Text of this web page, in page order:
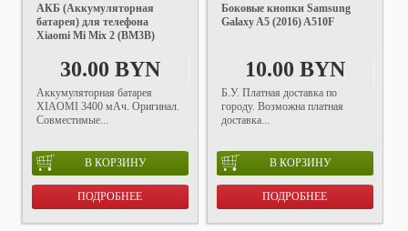
АКБ (Аккумуляторная
батарея) для телефона
Xiaomi Mi Mix 2 (BM3B)
30.00 BYN
Аккумуляторная батарея
XIAOMI 3400 мАч. Оригинал.
Совместимые...
В КОРЗИНУ
ПОДРОБНЕЕ
Боковые кнопки Samsung
Galaxy A5 (2016) A510F
10.00 BYN
Б.У. Платная доставка по
городу. Возможна платная
доставка...
В КОРЗИНУ
ПОДРОБНЕЕ